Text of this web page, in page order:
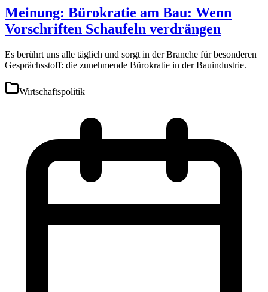
Meinung: Bürokratie am Bau: Wenn
Vorschriften Schaufeln verdrängen
Es berührt uns alle täglich und sorgt in der Branche für besonderen
Gesprächsstoff: die zunehmende Bürokratie in der Bauindustrie.
Wirtschaftspolitik